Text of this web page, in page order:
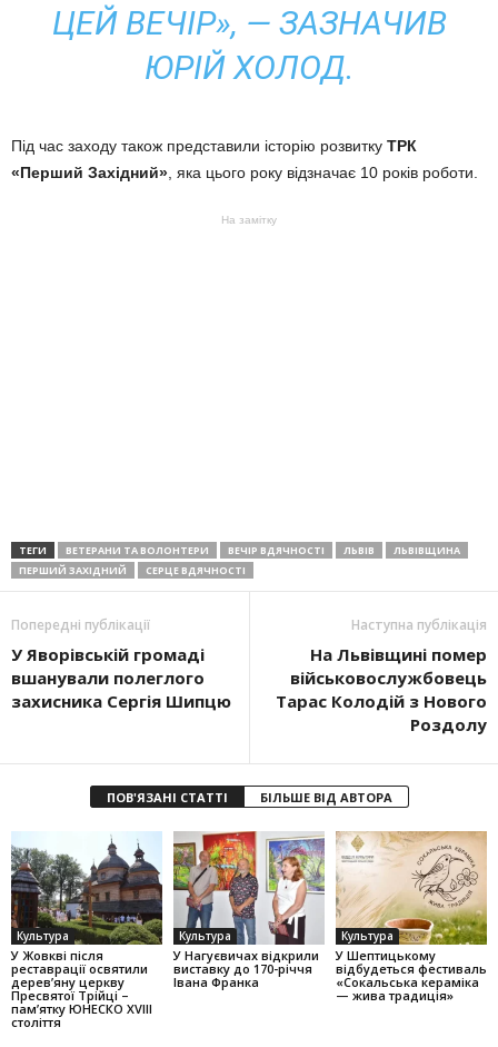
ЦЕЙ ВЕЧІР», — ЗАЗНАЧИВ
ЮРІЙ ХОЛОД.
Під час заходу також представили історію розвитку ТРК
«Перший Західний», яка цього року відзначає 10 років роботи.
На замітку
ТЕГИ ВЕТЕРАНИ ТА ВОЛОНТЕРИ ВЕЧІР ВДЯЧНОСТІ ЛЬВІВ
ЛЬВІВЩИНА
ПЕРШИЙ ЗАХІДНИЙ
СЕРЦЕ ВДЯЧНОСТІ
Попередні публікації
У Яворівській громаді
вшанували полеглого
захисника Сергія Шипцю
Наступна публікація
На Львівщині помер
військовослужбовець
Тарас Колодій з Нового
Роздолу
ПОВ'ЯЗАНІ СТАТТІ БІЛЬШЕ ВІД АВТОРА
Культура
У Жовкві після
реставрації освятили
дерев’яну церкву
Пресвятої Трійці –
пам’ятку ЮНЕСКО XVIII
століття
Культура
У Нагуєвичах відкрили
виставку до 170-річчя
Івана Франка
Культура
У Шептицькому
відбудеться фестиваль
«Сокальська кераміка
— жива традиція»